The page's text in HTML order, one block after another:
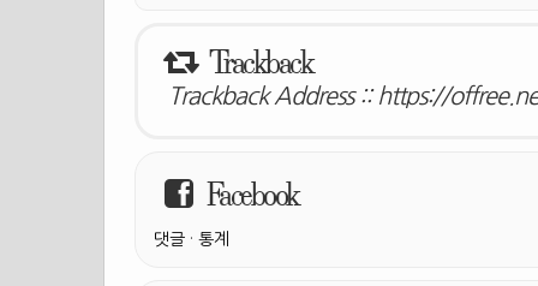
Trackback
Trackback Address :: https://
Facebook
댓글 · 통계